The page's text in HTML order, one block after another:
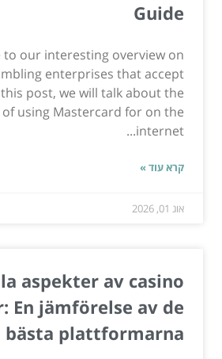
Guide
to our interesting overview on
enterprises that accept
post, we will talk about the
using Mastercard for on the
internet...
קרא עוד »
אוג 01, 2026
aspekter av casino
En jämförelse av de
bästa plattformarna